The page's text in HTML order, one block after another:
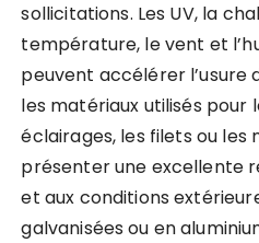
sollicitations. Les UV, la
température, le vent et
peuvent accélérer l’usure
les matériaux utilisés pour
éclairages, les filets ou les
présenter une excellente
et aux conditions
galvanisées ou en